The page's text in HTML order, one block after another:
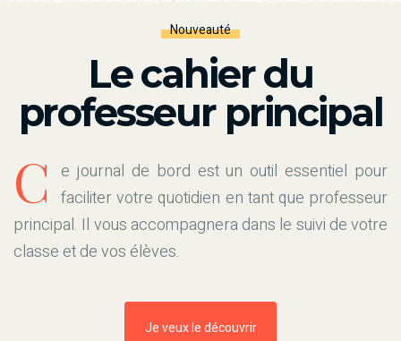
Nouveauté
Le cahier du
professeur principal
C e journal de bord est un outil essentiel pour
faciliter votre quotidien en tant que professeur
principal. Il vous accompagnera dans le suivi de votre
classe et de vos élèves.
Je veux le découvrir